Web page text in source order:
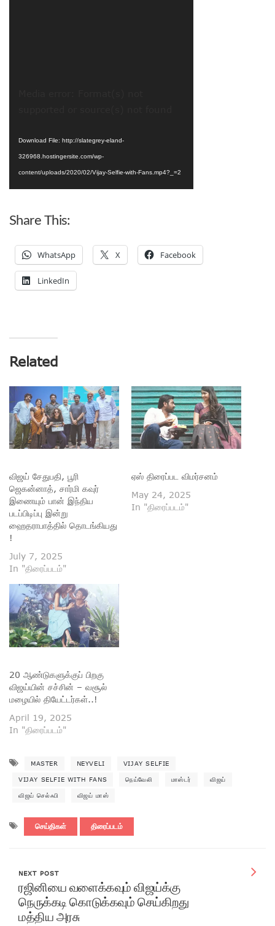
Download File: http://slategrey-eland-
326968.hostingersite.com/wp-
content/uploads/2020/02/Vijay-Selfie-with-Fans.mp4?_=2
Share This:
WhatsApp X Facebook
LinkedIn
Related
விஜய் சேதுபதி, பூரி
ஜெகன்னாத், சார்மி கவுர்
இணையும் பான் இந்திய
படப்பிடிப்பு இன்று
ஹைதராபாத்தில் தொடங்கியது
!
July 7, 2025
In "திரைப்படம்"
ஏஸ் திரைப்பட விமர்சனம்
May 24, 2025
In "திரைப்படம்"
20 ஆண்டுகளுக்குப் பிறகு
விஜய்யின் சச்சின் – வசூல்
மழையில் தியேட்டர்கள்..!
April 19, 2025
In "திரைப்படம்"
MASTER NEYVELI VIJAY SELFIE
VIJAY SELFIE WITH FANS நெய்வேலி மாஸ்டர் விஜய்
விஜய் செல்ஃபி விஜய் மாஸ்
செய்திகள் திரைப்படம்
NEXT POST
ரஜினியை வளைக்கவும் விஜய்க்கு
நெருக்கடி கொடுக்கவும் செய்கிறது
மத்திய அரசு